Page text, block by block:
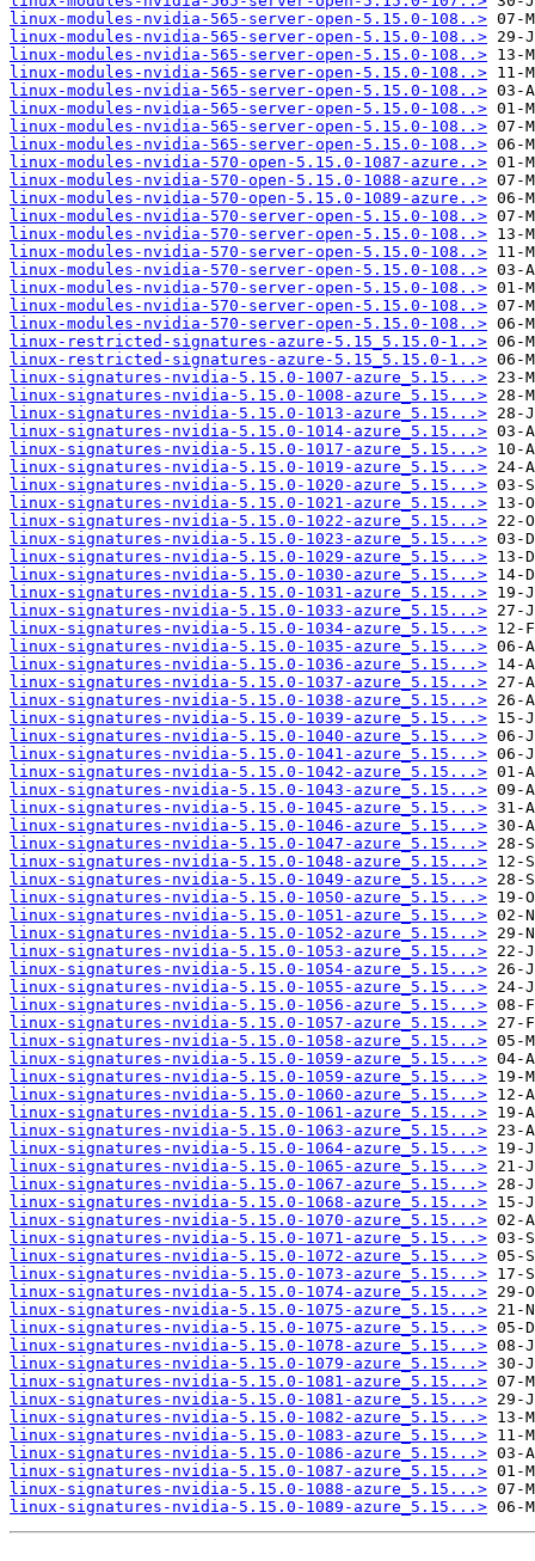
linux-modules-nvidia-565-server-open-5.15.0-108..>
linux-modules-nvidia-565-server-open-5.15.0-108..>
linux-modules-nvidia-565-server-open-5.15.0-108..>
linux-modules-nvidia-565-server-open-5.15.0-108..>
linux-modules-nvidia-565-server-open-5.15.0-108..>
linux-modules-nvidia-565-server-open-5.15.0-108..>
linux-modules-nvidia-565-server-open-5.15.0-108..>
linux-modules-nvidia-565-server-open-5.15.0-108..>
linux-modules-nvidia-570-open-5.15.0-1087-azure..>
linux-modules-nvidia-570-open-5.15.0-1088-azure..>
linux-modules-nvidia-570-open-5.15.0-1089-azure..>
linux-modules-nvidia-570-server-open-5.15.0-108..>
linux-modules-nvidia-570-server-open-5.15.0-108..>
linux-modules-nvidia-570-server-open-5.15.0-108..>
linux-modules-nvidia-570-server-open-5.15.0-108..>
linux-modules-nvidia-570-server-open-5.15.0-108..>
linux-modules-nvidia-570-server-open-5.15.0-108..>
linux-modules-nvidia-570-server-open-5.15.0-108..>
linux-restricted-signatures-azure-5.15_5.15.0-1..>
linux-restricted-signatures-azure-5.15_5.15.0-1..>
linux-signatures-nvidia-5.15.0-1007-azure_5.15...>
linux-signatures-nvidia-5.15.0-1008-azure_5.15...>
linux-signatures-nvidia-5.15.0-1013-azure_5.15...>
linux-signatures-nvidia-5.15.0-1014-azure_5.15...>
linux-signatures-nvidia-5.15.0-1017-azure_5.15...>
linux-signatures-nvidia-5.15.0-1019-azure_5.15...>
linux-signatures-nvidia-5.15.0-1020-azure_5.15...>
linux-signatures-nvidia-5.15.0-1021-azure_5.15...>
linux-signatures-nvidia-5.15.0-1022-azure_5.15...>
linux-signatures-nvidia-5.15.0-1023-azure_5.15...>
linux-signatures-nvidia-5.15.0-1029-azure_5.15...>
linux-signatures-nvidia-5.15.0-1030-azure_5.15...>
linux-signatures-nvidia-5.15.0-1031-azure_5.15...>
linux-signatures-nvidia-5.15.0-1033-azure_5.15...>
linux-signatures-nvidia-5.15.0-1034-azure_5.15...>
linux-signatures-nvidia-5.15.0-1035-azure_5.15...>
linux-signatures-nvidia-5.15.0-1036-azure_5.15...>
linux-signatures-nvidia-5.15.0-1037-azure_5.15...>
linux-signatures-nvidia-5.15.0-1038-azure_5.15...>
linux-signatures-nvidia-5.15.0-1039-azure_5.15...>
linux-signatures-nvidia-5.15.0-1040-azure_5.15...>
linux-signatures-nvidia-5.15.0-1041-azure_5.15...>
linux-signatures-nvidia-5.15.0-1042-azure_5.15...>
linux-signatures-nvidia-5.15.0-1043-azure_5.15...>
linux-signatures-nvidia-5.15.0-1045-azure_5.15...>
linux-signatures-nvidia-5.15.0-1046-azure_5.15...>
linux-signatures-nvidia-5.15.0-1047-azure_5.15...>
linux-signatures-nvidia-5.15.0-1048-azure_5.15...>
linux-signatures-nvidia-5.15.0-1049-azure_5.15...>
linux-signatures-nvidia-5.15.0-1050-azure_5.15...>
linux-signatures-nvidia-5.15.0-1051-azure_5.15...>
linux-signatures-nvidia-5.15.0-1052-azure_5.15...>
linux-signatures-nvidia-5.15.0-1053-azure_5.15...>
linux-signatures-nvidia-5.15.0-1054-azure_5.15...>
linux-signatures-nvidia-5.15.0-1055-azure_5.15...>
linux-signatures-nvidia-5.15.0-1056-azure_5.15...>
linux-signatures-nvidia-5.15.0-1057-azure_5.15...>
linux-signatures-nvidia-5.15.0-1058-azure_5.15...>
linux-signatures-nvidia-5.15.0-1059-azure_5.15...>
linux-signatures-nvidia-5.15.0-1059-azure_5.15...>
linux-signatures-nvidia-5.15.0-1060-azure_5.15...>
linux-signatures-nvidia-5.15.0-1061-azure_5.15...>
linux-signatures-nvidia-5.15.0-1063-azure_5.15...>
linux-signatures-nvidia-5.15.0-1064-azure_5.15...>
linux-signatures-nvidia-5.15.0-1065-azure_5.15...>
linux-signatures-nvidia-5.15.0-1067-azure_5.15...>
linux-signatures-nvidia-5.15.0-1068-azure_5.15...>
linux-signatures-nvidia-5.15.0-1070-azure_5.15...>
linux-signatures-nvidia-5.15.0-1071-azure_5.15...>
linux-signatures-nvidia-5.15.0-1072-azure_5.15...>
linux-signatures-nvidia-5.15.0-1073-azure_5.15...>
linux-signatures-nvidia-5.15.0-1074-azure_5.15...>
linux-signatures-nvidia-5.15.0-1075-azure_5.15...>
linux-signatures-nvidia-5.15.0-1075-azure_5.15...>
linux-signatures-nvidia-5.15.0-1078-azure_5.15...>
linux-signatures-nvidia-5.15.0-1079-azure_5.15...>
linux-signatures-nvidia-5.15.0-1081-azure_5.15...>
linux-signatures-nvidia-5.15.0-1081-azure_5.15...>
linux-signatures-nvidia-5.15.0-1082-azure_5.15...>
linux-signatures-nvidia-5.15.0-1083-azure_5.15...>
linux-signatures-nvidia-5.15.0-1086-azure_5.15...>
linux-signatures-nvidia-5.15.0-1087-azure_5.15...>
linux-signatures-nvidia-5.15.0-1088-azure_5.15...>
linux-signatures-nvidia-5.15.0-1089-azure_5.15...>